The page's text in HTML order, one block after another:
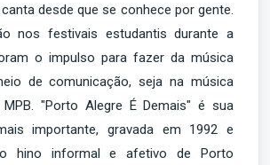
desde que se conhece por gente.
nos festivais estudantis durante a
o impulso para fazer da música
de comunicação, seja na música
"Porto Alegre É Demais" é sua
importante, gravada em 1992 e
hino informal e afetivo de Porto